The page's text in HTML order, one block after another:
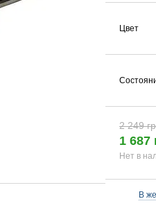
Цвет
2 249
1 687
Нет в
В